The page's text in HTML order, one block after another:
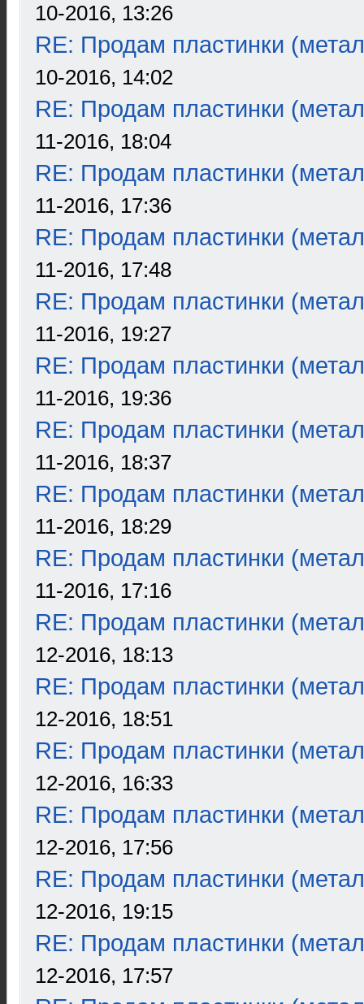
10-2016, 13:26
RE: Продам пластинки
10-2016, 14:02
RE: Продам пластинки
11-2016, 18:04
RE: Продам пластинки
11-2016, 17:36
RE: Продам пластинки
11-2016, 17:48
RE: Продам пластинки
11-2016, 19:27
RE: Продам пластинки
11-2016, 19:36
RE: Продам пластинки
11-2016, 18:37
RE: Продам пластинки
11-2016, 18:29
RE: Продам пластинки
11-2016, 17:16
RE: Продам пластинки
12-2016, 18:13
RE: Продам пластинки
12-2016, 18:51
RE: Продам пластинки
12-2016, 16:33
RE: Продам пластинки
12-2016, 17:56
RE: Продам пластинки
12-2016, 19:15
RE: Продам пластинки
12-2016, 17:57